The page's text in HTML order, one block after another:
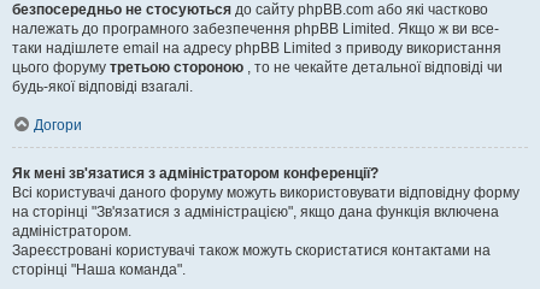
безпосередньо не стосуються до сайту phpBB.com або які частково
належать до програмного забезпечення phpBB Limited. Якщо ж ви все-
таки надішлете email на адресу phpBB Limited з приводу використання
цього форуму третьою стороною , то не чекайте детальної відповіді чи
будь-якої відповіді взагалі.
Догори
Як мені зв'язатися з адміністратором конференції?
Всі користувачі даного форуму можуть використовувати відповідну форму
на сторінці "Зв'язатися з адміністрацією", якщо дана функція включена
адміністратором.
Зареєстровані користувачі також можуть скористатися контактами на
сторінці "Наша команда".